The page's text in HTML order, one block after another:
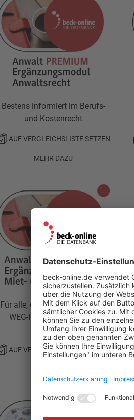
Bestens informiert im Berufs-
und Kostenrecht
AUF VERGLEICHSLISTE SETZEN
MEHR DAZU
Für alle, die sich mit Miet- und
WEG-Recht beschäftigen
AUF VERGLEICHSLISTE SETZEN